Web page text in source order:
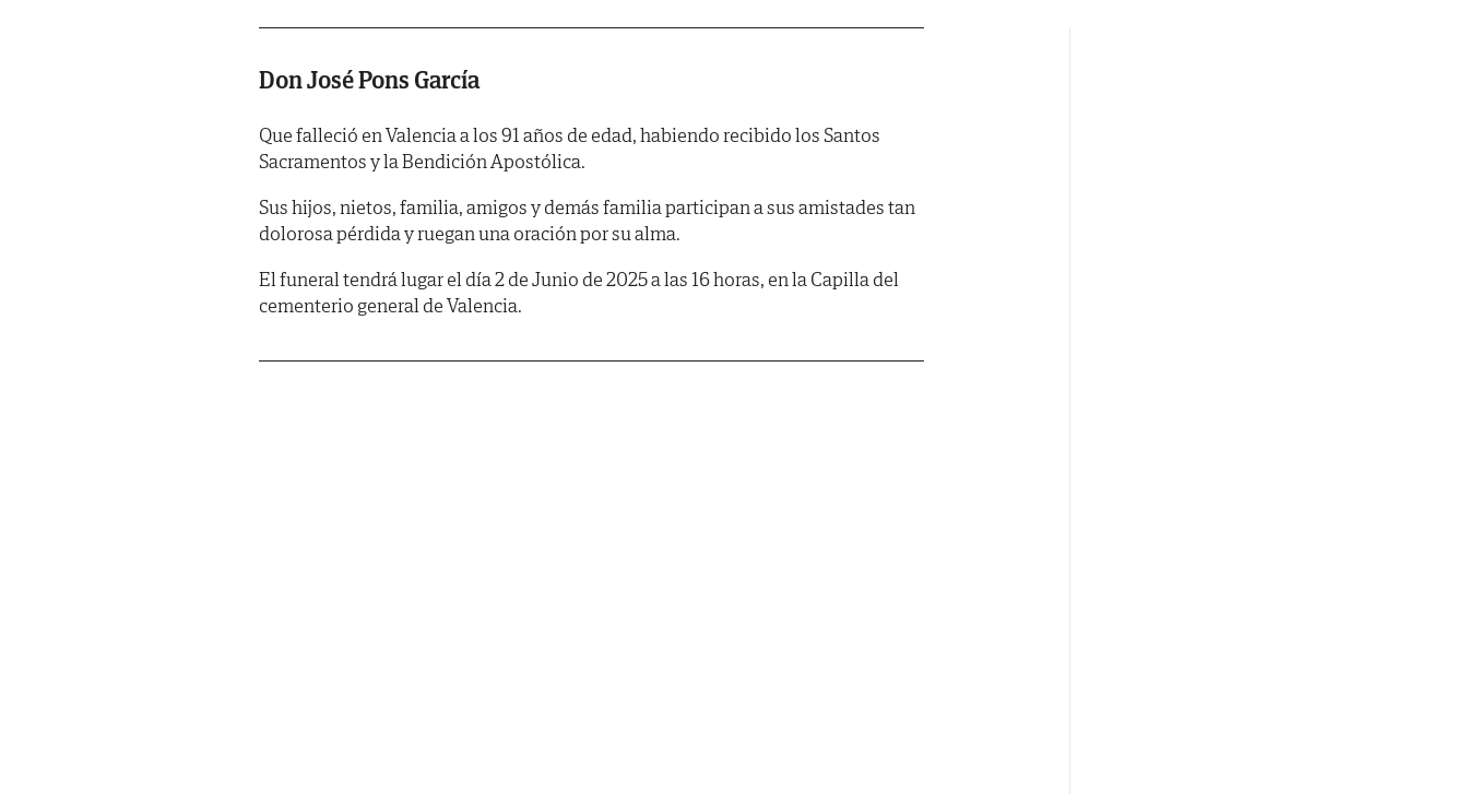
Don José Pons García
Que falleció en Valencia a los 91 años de edad, habiendo recibido los Santos
Sacramentos y la Bendición Apostólica.
Sus hijos, nietos, familia, amigos y demás familia participan a sus amistades tan
dolorosa pérdida y ruegan una oración por su alma.
El funeral tendrá lugar el día 2 de Junio de 2025 a las 16 horas, en la Capilla del
cementerio general de Valencia.